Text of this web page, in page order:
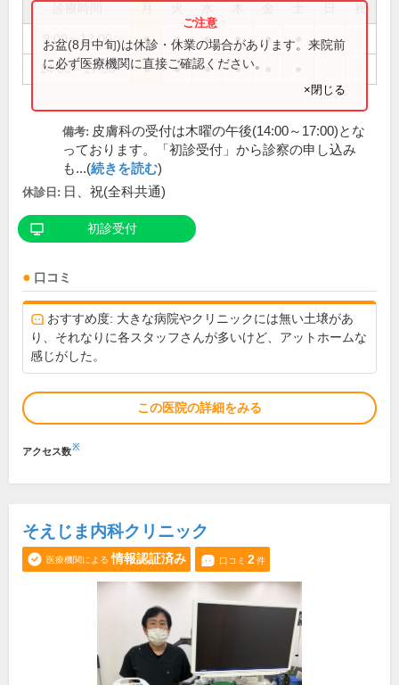
祝
9:00～12:00 ● ● ● ● ●
14:00～17:30 ● ● ● ●
お盆(8月中旬)は休診・休業の場合があります。来院前
に必ず医療機関に直接ご確認ください。
×閉じる
備考: 皮膚科の受付は木曜の午後(14:00～17:00)とな
っております。「初診受付」から診察の申し込み
も...(続きを読む)
休診日: 日、祝(全科共通)
初診受付
口コミ
おすすめ度: 大きな病院やクリニックには無い土壌があ
り、それなりに各スタッフさんが多いけど、アットホームな
感じがした。
この医院の詳細をみる
アクセス数※
そえじま内科クリニック
医療機関による 情報認証済み 口コミ 2件